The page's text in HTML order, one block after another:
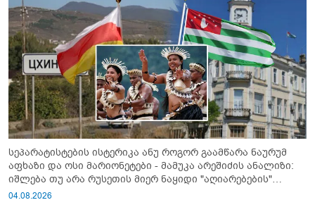
სეპარატისტების ისტერიკა ანუ როგორ გაამწარა ნაურუმ
აფხაზი და ოსი მარიონეტები - მამუკა არეშიძის ანალიზი:
იშლება თუ არა რუსეთის მიერ ნაყიდი "აღიარებების"
სისტემა?!
04.08.2026